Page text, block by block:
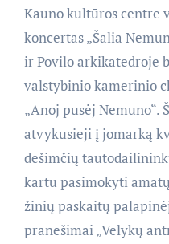
Kauno kultūros centre
koncertas „Šalia
ir Povilo arkikatedroje
valstybinio kamerinio
„Anoj pusėj Nemuno“.
atvykusieji į jomarką
dešimčių
kartu pasimokyti
žinių paskaitų
pranešimai „Velykų